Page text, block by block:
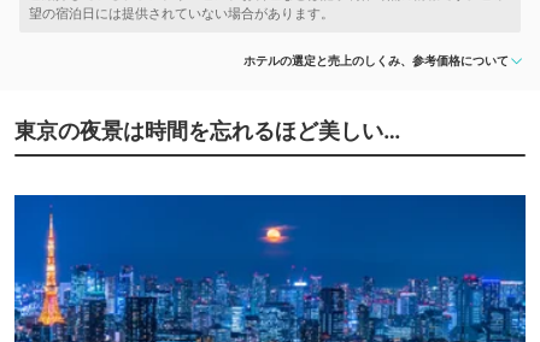
ホテルの選定と売上のしくみ、参考価格について
東京の夜景は時間を忘れるほど美しい…